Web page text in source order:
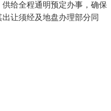
给全程通明预定办事，确保
让须经及地盘办理部分同